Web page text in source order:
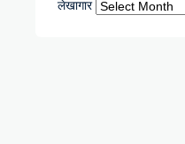
लेखागार